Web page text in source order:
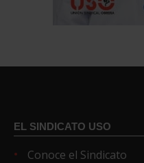
EL SINDICATO USO
Conoce el Sindicato